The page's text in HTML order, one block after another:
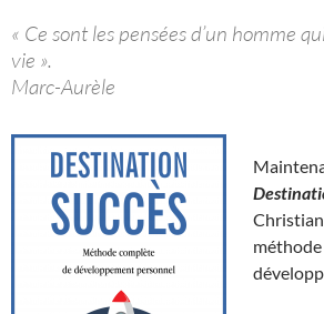
« Ce sont les pensées d’un homme
vie ».
Marc-Aurèle